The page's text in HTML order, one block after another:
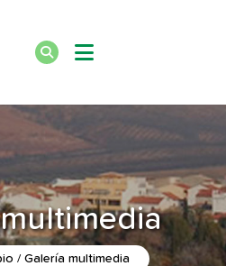
Galería multimedia